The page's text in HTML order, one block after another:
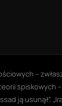
–
spiskowych
ją usunął”,